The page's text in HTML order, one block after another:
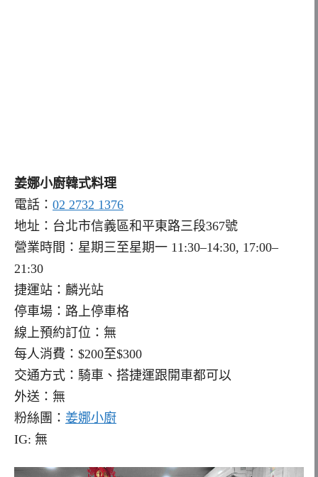
姜娜小廚韓式料理
電話： 02 2732 1376
地址：台北市信義區和平東路三段367號
營業時間：星期三至星期一 11:30–14:30, 17:00–
21:30
捷運站：麟光站
停車場：路上停車格
線上預約訂位：無
每人消費：$200至$300
交通方式：騎車、搭捷運跟開車都可以
外送：無
粉絲團： 姜娜小廚
IG: 無